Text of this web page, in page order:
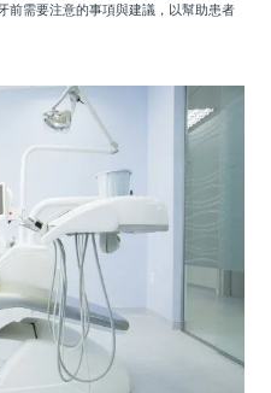
前需要注意的事項與建議，以幫助患者